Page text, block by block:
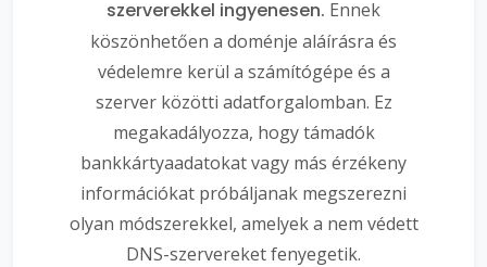
szerverekkel ingyenesen. Ennek
köszönhetően a doménje aláírásra és
védelemre kerül a számítógépe és a
szerver közötti adatforgalomban. Ez
megakadályozza, hogy támadók
bankkártyaadatokat vagy más érzékeny
információkat próbáljanak megszerezni
olyan módszerekkel, amelyek a nem védett
DNS-szervereket fenyegetik.